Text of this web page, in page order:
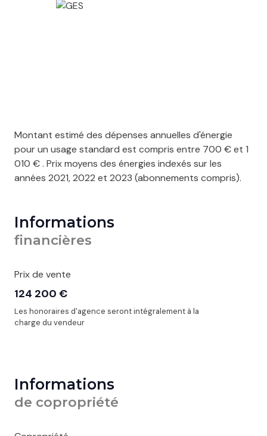
Montant estimé des dépenses annuelles d'énergie
pour un usage standard est compris entre 700 € et 1
010 € . Prix moyens des énergies indexés sur les
années 2021, 2022 et 2023 (abonnements compris).
Informations
financières
Prix de vente
124 200 €
Les honoraires d'agence seront intégralement à la
charge du vendeur
Informations
de copropriété